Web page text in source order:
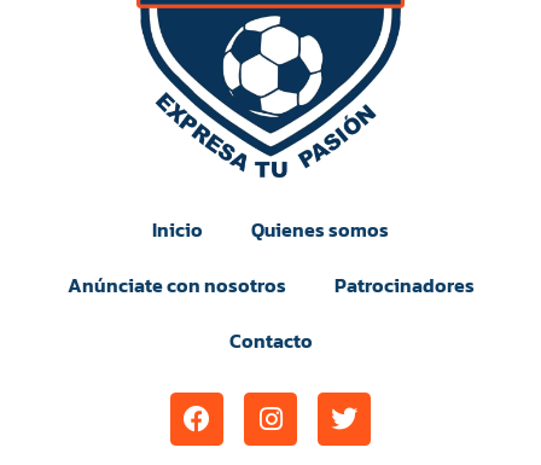
Inicio
Quienes somos
Anúnciate con nosotros
Patrocinadores
Contacto